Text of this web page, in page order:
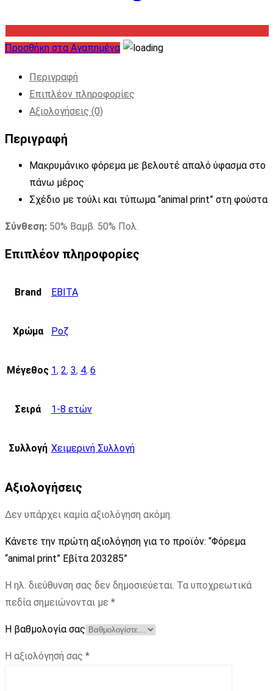
Προσθήκη στα Αγαπημένα
Περιγραφή
Επιπλέον πληροφορίες
Αξιολογήσεις (0)
Περιγραφή
Μακρυμάνικο φόρεμα με βελουτέ απαλό ύφασμα στο
πάνω μέρος
Σχέδιο με τούλι και τύπωμα “animal print” στη φούστα
Σύνθεση: 50% Βαμβ. 50% Πολ.
Επιπλέον πληροφορίες
Brand EBITA
Χρώμα Ροζ
Μέγεθος 1, 2, 3, 4, 6
Σειρά 1-8 ετών
Συλλογή Χειμερινή Συλλογή
Αξιολογήσεις
Δεν υπάρχει καμία αξιολόγηση ακόμη.
Κάνετε την πρώτη αξιολόγηση για το προϊόν: “Φόρεμα
“animal print” Εβίτα 203285”
Η ηλ. διεύθυνση σας δεν δημοσιεύεται. Τα υποχρεωτικά
πεδία σημειώνονται με *
Η βαθμολογία σας
Η αξιολόγησή σας *